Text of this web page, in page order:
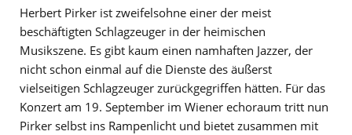
Herbert Pirker ist zweifelsohne einer der meist
beschäftigten Schlagzeuger in der heimischen
Musikszene. Es gibt kaum einen namhaften Jazzer, der
nicht schon einmal auf die Dienste des äußerst
vielseitigen Schlagzeuger zurückgegriffen hätten. Für das
Konzert am 19. September im Wiener echoraum tritt nun
Pirker selbst ins Rampenlicht und bietet zusammen mit